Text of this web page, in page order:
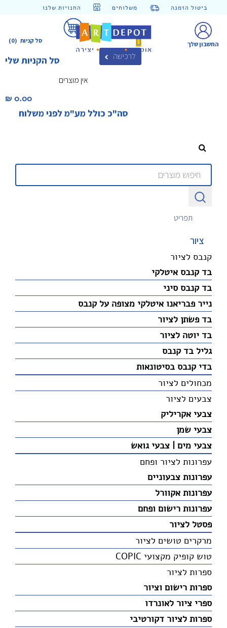
ביטול הזמנה משלוחים החנויות שלנו
(0) סל קניות
סל הקניות שלי לרכישה
אין מוצרים
0.00 ₪‎
סה"כ כולל מע"מ לפני משלוח
החשבון שלך
תפריט
ציור
קנבס לציור
בד קנבס איטלקי
בד קנבס סיני
נייר פבריאנו איטלקי מצופה על קנבס
בד פשתן לציור
בד יוטה לציור
גליל בד קנבס
בדי קנבס בסיטונאות
מכחולים לציור
צבעים לציור
צבעי אקריליק
צבעי שמן
צבעי מים | צבעי גואש
עפרונות לציור ופחם
עפרונות צבעוניים
עפרונות אקוורל
עפרונות רישום ופחם
פסטל לציור
מרקרים טושים לציור
טוש קופיק מקצועי COPIC
ספרות לציור
ספרות רישום וציור
ספרי ציור לאונרדו
ספרות לציור דקורטיבי